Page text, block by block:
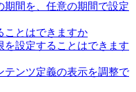
期間を、任意の期間で設定
ことはできますか
を設定することはできます
テンツ定義の表示を調整で